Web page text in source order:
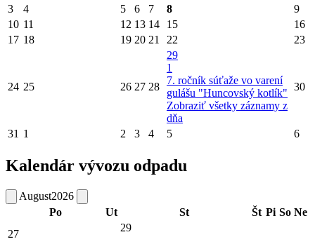
3 4 5 6 7 8
9
10 11 12 13 14 15
16
17 18 19 20 21 22 23
24 25 26 27 28
29
1
7. ročník súťaže vo varení
gulášu "Huncovský kotlík"
Zobraziť všetky záznamy z
dňa
30
31 1 2 3 4 5 6
Kalendár vývozu odpadu
August2026
Po
Ut St Št Pi So Ne
27
29